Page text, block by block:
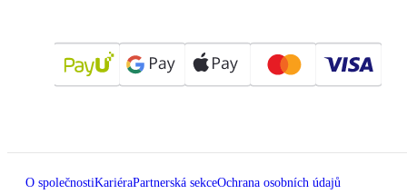
O společnostiKariéraPartnerská sekceOchrana osobních údajů